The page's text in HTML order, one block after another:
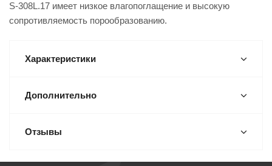
S-308L.17 имеет низкое влагопоглащение и высокую
сопротивляемость порообразованию.
Характеристики
Дополнительно
Отзывы